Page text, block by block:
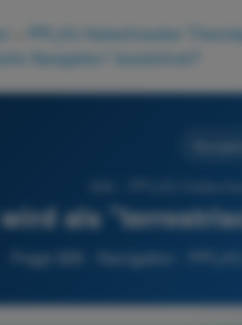
PPL(H) Hubschrauber
Navigation" bezeichnet?
als
Frage 826 - Navigation -